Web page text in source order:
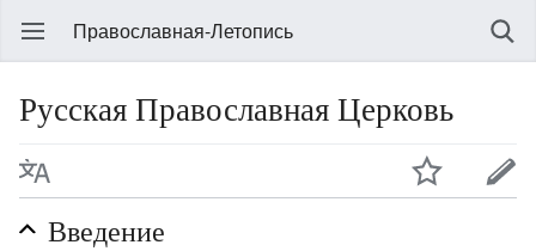
Православная-Летопись
Русская Православная Церковь
Введение